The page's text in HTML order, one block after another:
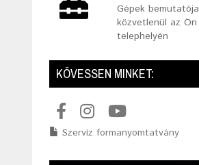
Gépek bemutatója
közvetlenül az Ön
telephelyén
KÖVESSEN MINKET:
Szervíz formanyomtatvány